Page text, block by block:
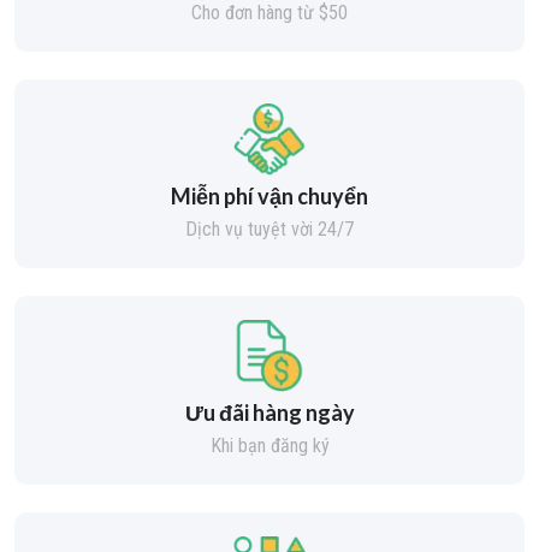
Cho đơn hàng từ $50
Miễn phí vận chuyển
Dịch vụ tuyệt vời 24/7
Ưu đãi hàng ngày
Khi bạn đăng ký